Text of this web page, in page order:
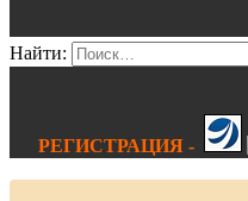
Найти:
РЕГИСТРАЦИЯ -